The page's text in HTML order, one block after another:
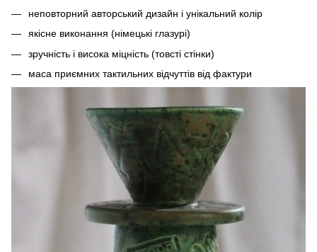
неповторний авторський дизайн і унікальний колір
якісне виконання (німецькі глазурі)
зручність і висока міцність (товсті стінки)
маса приємних тактильних відчуттів від фактури